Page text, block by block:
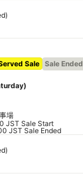
Sale Sale Ended
)
場
JST Sale Start
JST Sale Ended